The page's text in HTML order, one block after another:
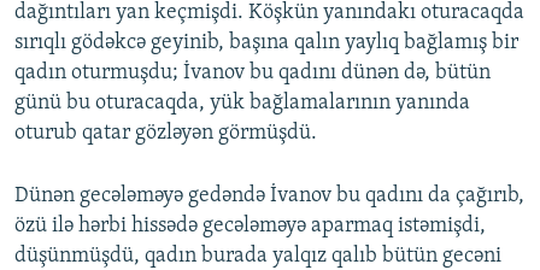
dağıntıları yan keçmişdi. Köşkün yanındakı oturacaqda
sırıqlı gödəkcə geyinib, başına qalın yaylıq bağlamış bir
qadın oturmuşdu; İvanov bu qadını dünən də, bütün
günü bu oturacaqda, yük bağlamalarının yanında
oturub qatar gözləyən görmüşdü.
Dünən gecələməyə gedəndə İvanov bu qadını da çağırıb,
özü ilə hərbi hissədə gecələməyə aparmaq istəmişdi,
düşünmüşdü, qadın burada yalqız qalıb bütün gecəni